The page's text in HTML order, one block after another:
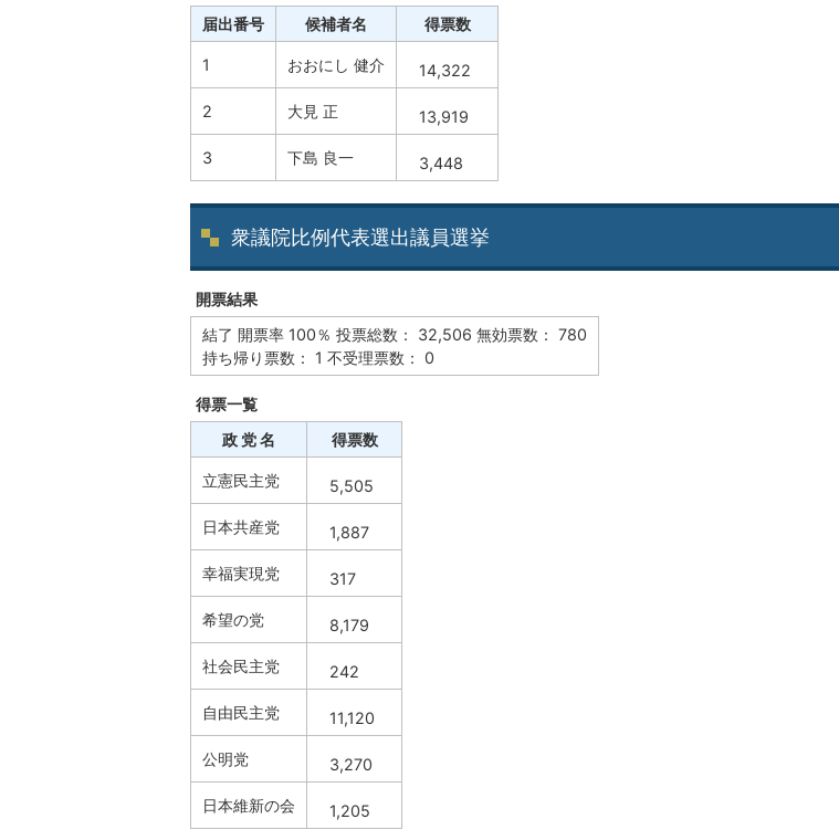
届出番号
候補者名 得票数
1 おおにし 健介 14,322
2 大見 正 13,919
3 下島 良一 3,448
衆議院比例代表選出議員選挙
開票結果
結了 開票率 100％ 投票総数： 32,506 無効票数： 780
持ち帰り票数： 1 不受理票数： 0
得票一覧
政 党 名
得票数
立憲民主党 5,505
日本共産党 1,887
幸福実現党 317
希望の党 8,179
社会民主党 242
自由民主党 11,120
公明党 3,270
日本維新の会 1,205